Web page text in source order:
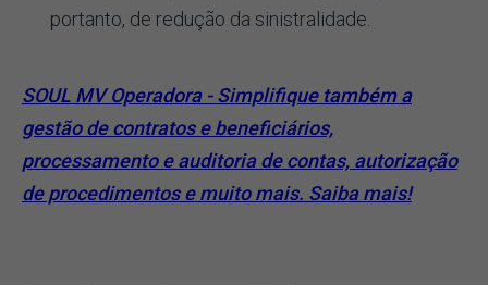
portanto, de redução da sinistralidade.
SOUL MV Operadora - Simplifique também a
gestão de contratos e beneficiários,
processamento e auditoria de contas, autorização
de procedimentos e muito mais. Saiba mais!